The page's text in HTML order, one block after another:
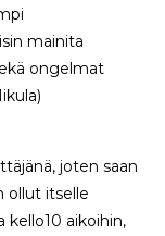
mainita
ongelmat
joten saan
ollut itselle
kello10 aikoihin,